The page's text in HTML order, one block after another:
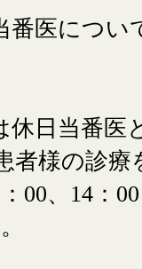
番医につい
日当番医
者様の診療
00、14：